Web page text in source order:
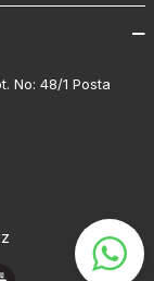
No: 48/1 Posta